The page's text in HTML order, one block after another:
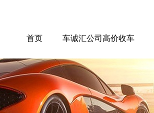
首页 车诚汇公司高价收车